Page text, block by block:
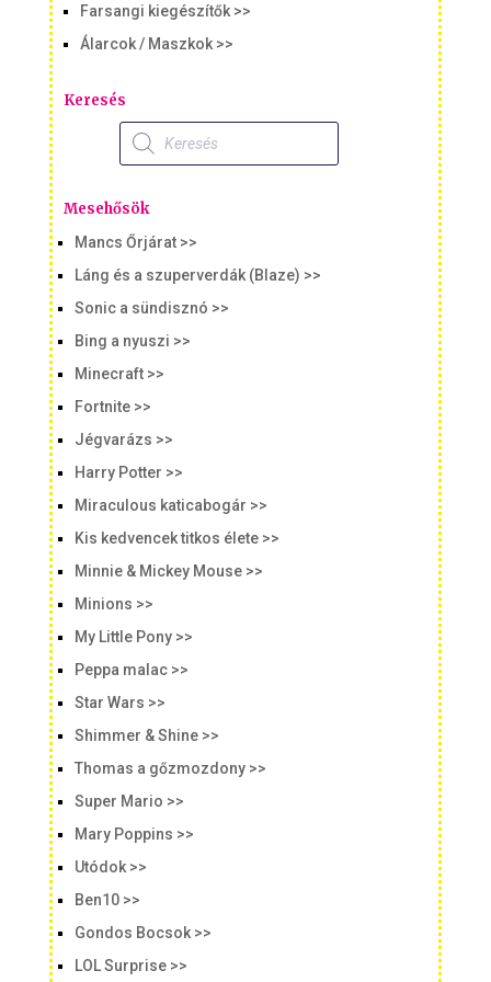
Farsangi kiegészítők >>
Álarcok / Maszkok >>
Keresés
Products
search
Mesehősök
Mancs Őrjárat >>
Láng és a szuperverdák (Blaze) >>
Sonic a sündisznó >>
Bing a nyuszi >>
Minecraft >>
Fortnite >>
Jégvarázs >>
Harry Potter >>
Miraculous katicabogár >>
Kis kedvencek titkos élete >>
Minnie & Mickey Mouse >>
Minions >>
My Little Pony >>
Peppa malac >>
Star Wars >>
Shimmer & Shine >>
Thomas a gőzmozdony >>
Super Mario >>
Mary Poppins >>
Utódok >>
Ben10 >>
Gondos Bocsok >>
LOL Surprise >>